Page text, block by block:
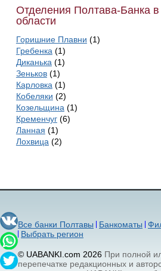
Отделения Полтава-Банка в
области
Горишние Плавни (1)
Гребенка (1)
Диканька (1)
Зеньков(1)
Карловка (1)
Кобеляки (2)
Козельщина (1)
Кременчуг(6)
Ланная (1)
Лохвица (2)
Все банки Полтавы
Банкоматы
Выбрать регион
© UABANKI.com 2026 При полной
перепечатке редакционных и